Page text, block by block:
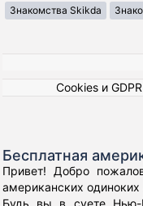
Знакомства Skikda
Cookies и GDPR
Бесплатная
Привет! Добро
американских
Будь вы в суете Нью-